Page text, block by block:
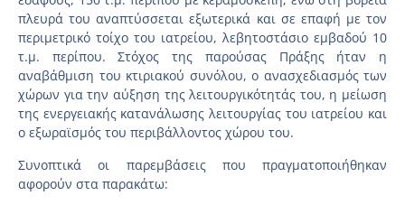
πλευρά του αναπτύσσεται εξωτερικά και σε επαφή με τον
περιμετρικό τοίχο του ιατρείου, λεβητοστάσιο εμβαδού 10
τ.μ. περίπου. Στόχος της παρούσας Πράξης ήταν η
αναβάθμιση του κτιριακού συνόλου, ο ανασχεδιασμός των
χώρων για την αύξηση της λειτουργικότητάς του, η μείωση
της ενεργειακής κατανάλωσης λειτουργίας του ιατρείου και
ο εξωραϊσμός του περιβάλλοντος χώρου του.
Συνοπτικά οι παρεμβάσεις που πραγματοποιήθηκαν
αφορούν στα παρακάτω: